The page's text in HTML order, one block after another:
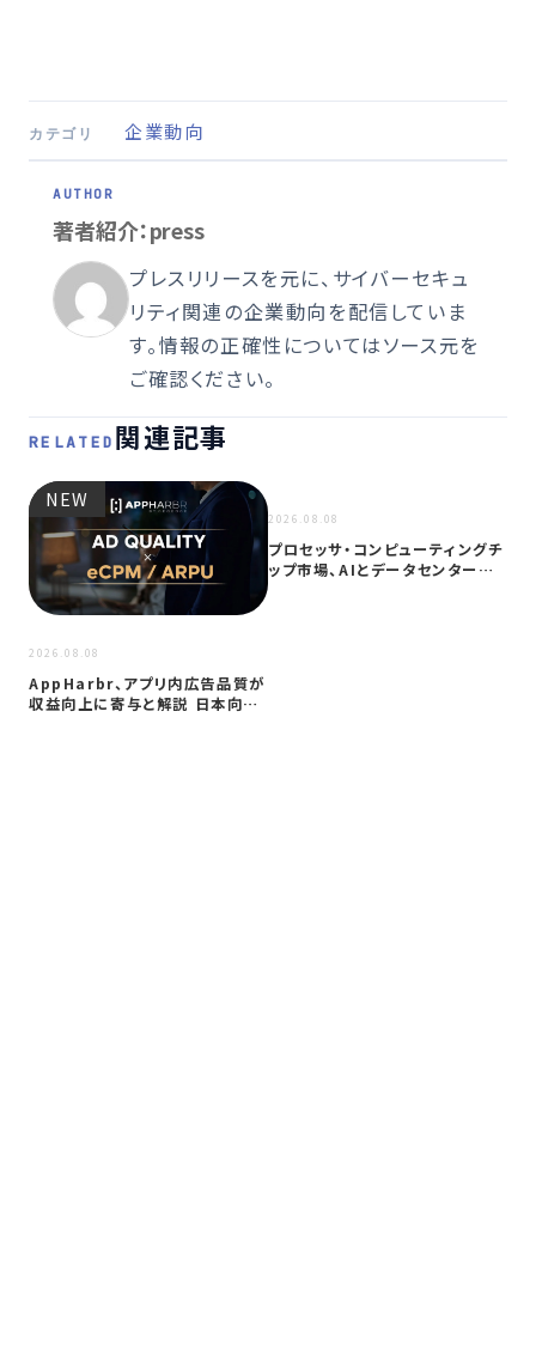
カテゴリ 企業動向
著者紹介：press
プレスリリースを元に、サイバーセキュ
リティ関連の企業動向を配信していま
す。情報の正確性についてはソース元を
ご確認ください。
RELATED 関連記事
NEW
2026.08.08
AppHarbr、アプリ内広告品質が
収益向上に寄与と解説 日本向け
2026.08.08
プロセッサ・コンピューティングチ
ップ市場、AIとデータセンター需